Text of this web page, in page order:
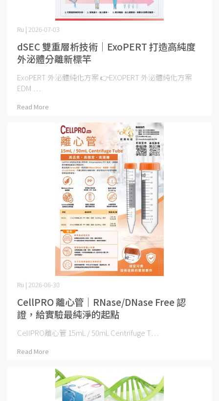
dSEC 雙重層析技術｜ExoPERT 打造高純度
外泌體分離新標竿
Ru | 2026-07-03
ExoPERT 外泌體純化方案 👉EXOPERT 外泌體純化方案
EDM ⋯
Read More
CellPRO 離心管｜RNase/DNase Free 認
證，給實驗最純淨的起點
Ru | 2026-06-30
CellPRO離心管 15mL / 50mL Centrifuge T⋯
Read More